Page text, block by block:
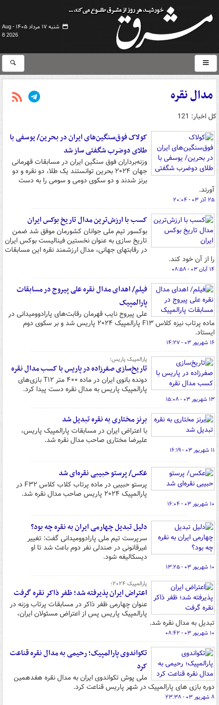
شنبه ۱۷ مرداد ۱۴۰۵ -
Aug
8 2026
مدال نقره
کل اخبار: 121
کولاک فوق‌سنگین‌های ایران در بحرین/ یوسفی با
طلای دوضرب شگفتی ساز شد
وزنه‌برداران فوق سنگین ایران در مسابقات قهرمانی
جهان ۲۰۲۴ بحرین توانستند یک طلا، دو نقره و دو
برنز شدند و دو سکوی دومی و سومی را به دست
آورند.
۲۵ آذر ۰۳ - ۲۰:۰۴
کسب با ارزش‌ترین مدال تاریخ بوکس ایران
بوکسور تیم ملی جوانان کشورمان موفق شد ضمن
تاریخ سازی به عنوان نخستین فینالیست بوکس ایران
در رقابتهای جهانی، مدال ارزشمند نقره این مسابقات
را از آن خود کند.
۱۴ آبان ۰۳ - ۰۸:۵۸
فیلم/ اهدای مدال نقره علی پیروج در مسابقات
پارالمپیک
علی پیروج نایب قهرمان رقابت‌های پارادوومیدانی در
ماده پرتاب نیزه کلاس F۱۳ پارالمپیک ۲۰۲۴ پاریس شد و بر سکوی دوم
ایستاد.
۱۶ شهریور ۰۳ - ۱۴:۲۷
پارالمپیک پاریس؛
تاریخ‌سازی صفرزاده در پاریس با کسب مدال نقره
دونده بانوی ایران در ماده ۴۰۰ متر T۱۲ بازی‌های
پارالمپیک پاریس به مدال نقره دست پیدا کرد.
۱۳ شهریور ۰۳ - ۱۵:۰۸
برنز مختاری به نقره تبدیل شد
با اعتراض ایران در مسابقات پارالمپیک پاریس،
علیرضا مختاری صاحب مدال نقره شد.
۱۱ شهریور ۰۳ - ۱۶:۱۹
عکس/ پرستو حبیبی نقره‌ای شد
پرستو حبیبی در ماده پرتاب کلاب کلاس F۳۲ در
پارالمپیک ۲۰۲۴ پاریس صاحب مدال نقره شد.
۱۰ شهریور ۰۳ - ۱۶:۰۴
دلیل تبدیل چهارمی ایران به نقره چه بود؟
سرپرست تیم ملی پارادوومیدانی گفت: تغییر
غیرقانونی در صندلی نفر دوم باعث شد تا او
دیسکالیفه شود.
۱۰ شهریور ۰۳ - ۱۳:۲۵
پارالمپیک ۲۰۲۴؛
اعتراض ایران پذیرفته شد؛ ظفر ذاکر نقره گرفت
عنوان چهارمی ظفر ذاکر در مسابقات پرتاب وزنه در
پارالمپیک پاریس پس از اعتراض مسئولان ایران،
تبدیل به مدال نقره شد.
۱۰ شهریور ۰۳ - ۰۸:۴۲
تکواندوی پارالمپیک؛ رحیمی به مدال نقره قناعت
کرد
ملی پوش تکواندوی ایران به مدال نقره هفدهمین
دوره بازی های پارالمپیک در شهر پاریس قناعت کرد.
۸ شهریور ۰۳ - ۲۳:۳۸